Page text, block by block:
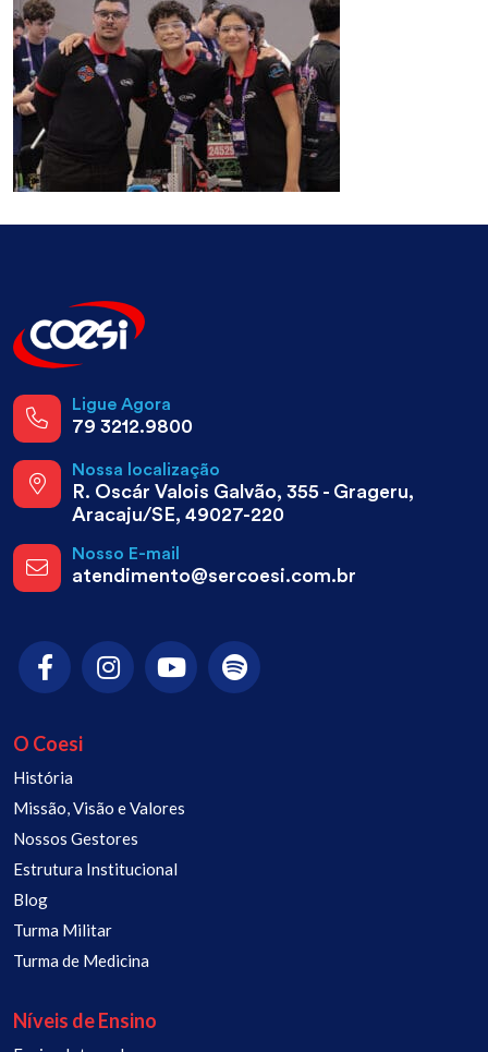
Ligue Agora
79 3212.9800
Nossa localização
R. Oscár Valois Galvão, 355 - Grageru,
Aracaju/SE, 49027-220
Nosso E-mail
atendimento@sercoesi.com.br
O Coesi
História
Missão, Visão e Valores
Nossos Gestores
Estrutura Institucional
Blog
Turma Militar
Turma de Medicina
Níveis de Ensino